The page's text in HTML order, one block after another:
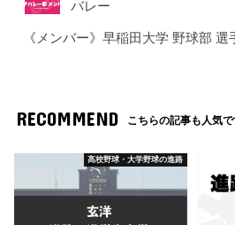
バレー
《メンバー》早稲田大学 野球部 選
RECOMMEND こちらの記事も人気で
高校野球・大学野球の進路